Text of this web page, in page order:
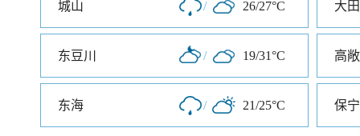
城山 / 26/27°C 大田
东豆川 / 19/31°C 高敞
东海 / 21/25°C 保宁